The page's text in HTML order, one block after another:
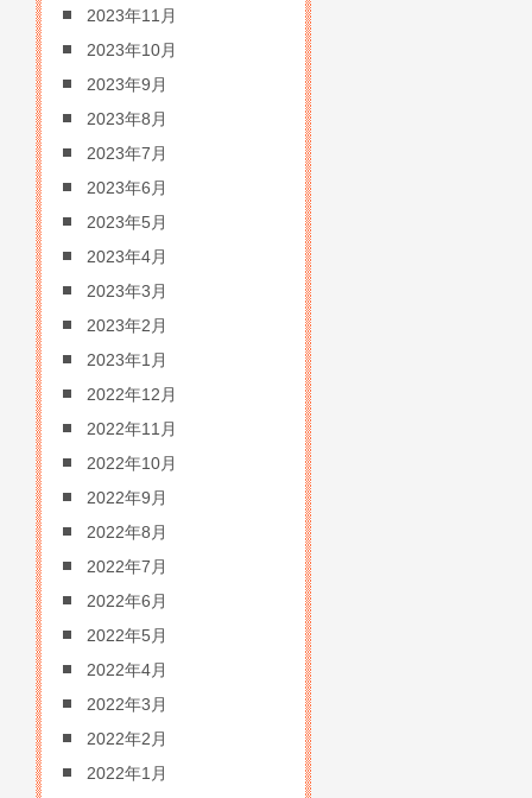
2023年11月
2023年10月
2023年9月
2023年8月
2023年7月
2023年6月
2023年5月
2023年4月
2023年3月
2023年2月
2023年1月
2022年12月
2022年11月
2022年10月
2022年9月
2022年8月
2022年7月
2022年6月
2022年5月
2022年4月
2022年3月
2022年2月
2022年1月